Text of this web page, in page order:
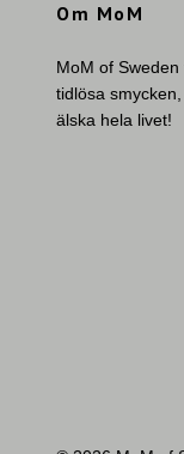
Om MoM
MoM of
tidlösa
älska hela livet!